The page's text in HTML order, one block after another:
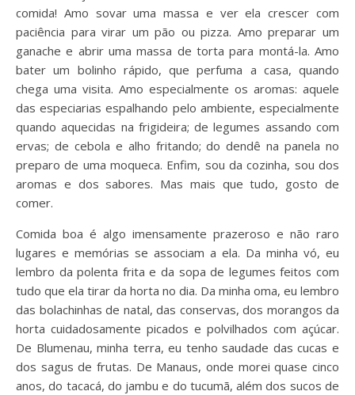
comida! Amo sovar uma massa e ver ela crescer com
paciência para virar um pão ou pizza. Amo preparar um
ganache e abrir uma massa de torta para montá-la. Amo
bater um bolinho rápido, que perfuma a casa, quando
chega uma visita. Amo especialmente os aromas: aquele
das especiarias espalhando pelo ambiente, especialmente
quando aquecidas na frigideira; de legumes assando com
ervas; de cebola e alho fritando; do dendê na panela no
preparo de uma moqueca. Enfim, sou da cozinha, sou dos
aromas e dos sabores. Mas mais que tudo, gosto de
comer.
Comida boa é algo imensamente prazeroso e não raro
lugares e memórias se associam a ela. Da minha vó, eu
lembro da polenta frita e da sopa de legumes feitos com
tudo que ela tirar da horta no dia. Da minha oma, eu lembro
das bolachinhas de natal, das conservas, dos morangos da
horta cuidadosamente picados e polvilhados com açúcar.
De Blumenau, minha terra, eu tenho saudade das cucas e
dos sagus de frutas. De Manaus, onde morei quase cinco
anos, do tacacá, do jambu e do tucumã, além dos sucos de